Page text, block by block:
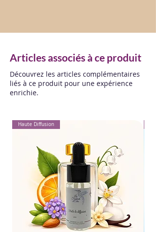
Articles associés à ce produit
Découvrez les articles complémentaires
liés à ce produit pour une expérience
enrichie.
Haute Diffusion